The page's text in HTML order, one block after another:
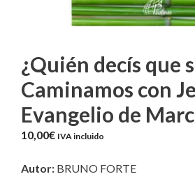
¿Quién decís que
Caminamos con
Evangelio de
10,00€ IVA incluido
Autor: BRUNO FORTE